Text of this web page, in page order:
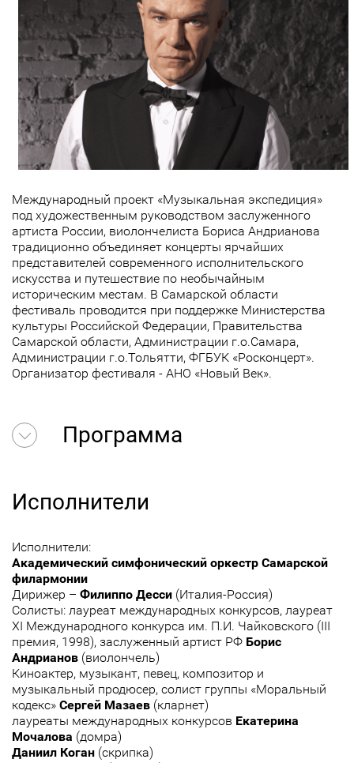
Международный проект «Музыкальная экспедиция»
под художественным руководством заслуженного
артиста России, виолончелиста Бориса Андрианова
традиционно объединяет концерты ярчайших
представителей современного исполнительского
искусства и путешествие по необычайным
историческим местам. В Самарской области
фестиваль проводится при поддержке Министерства
культуры Российской Федерации, Правительства
Самарской области, Администрации г.о.Самара,
Администрации г.о.Тольятти, ФГБУК «Росконцерт».
Организатор фестиваля - АНО «Новый Век».
Программа
Исполнители
Исполнители:
Академический симфонический оркестр Самарской
филармонии
Дирижер – Филиппо Десси (Италия-Россия)
Солисты: лауреат международных конкурсов, лауреат
XI Международного конкурса им. П.И. Чайковского (III
премия, 1998), заслуженный артист РФ Борис
Андрианов (виолончель)
Киноактер, музыкант, певец, композитор и
музыкальный продюсер, солист группы «Моральный
кодекс» Сергей Мазаев (кларнет)
лауреаты международных конкурсов Екатерина
Мочалова (домра)
Даниил Коган (скрипка)